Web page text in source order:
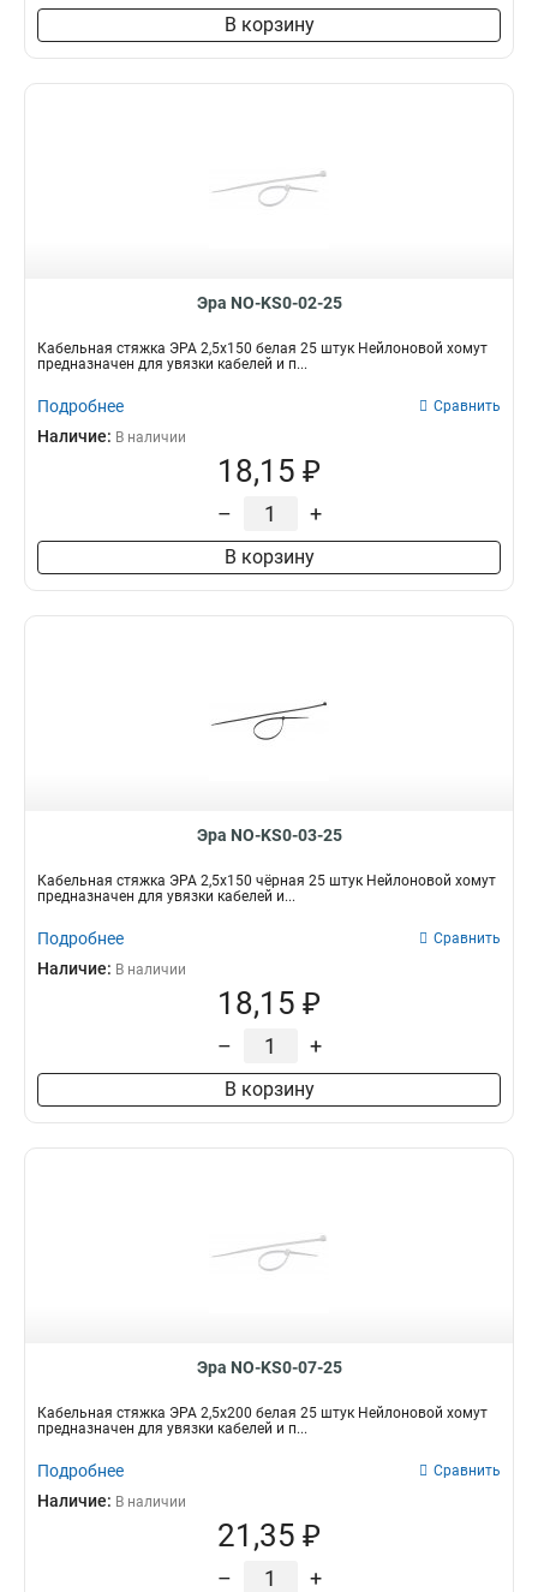
В корзину
Эра NO-KS0-02-25
Кабельная стяжка ЭРА 2,5х150 белая 25 штук Нейлоновой хомут
предназначен для увязки кабелей и п...
Подробнее Сравнить
Наличие: В наличии
18,15 ₽
– +
В корзину
Эра NO-KS0-03-25
Кабельная стяжка ЭРА 2,5х150 чёрная 25 штук Нейлоновой хомут
предназначен для увязки кабелей и...
Подробнее Сравнить
Наличие: В наличии
18,15 ₽
– +
В корзину
Эра NO-KS0-07-25
Кабельная стяжка ЭРА 2,5х200 белая 25 штук Нейлоновой хомут
предназначен для увязки кабелей и п...
Подробнее Сравнить
Наличие: В наличии
21,35 ₽
– +